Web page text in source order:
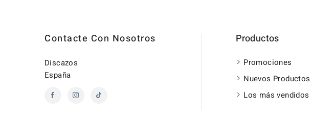
Contacte Con Nosotros
Discazos
España
Productos
Promociones
Nuevos Productos
Los más vendidos